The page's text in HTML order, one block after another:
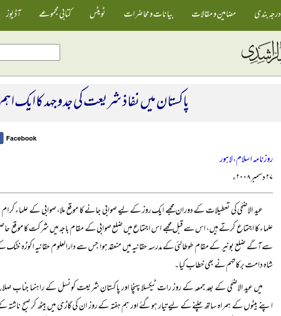
درجہ بندی مضامین و مقالات بیانات و محاضرات ٹویٹس کتابی مجموعے آڈیوز
پاکستان میں نفاذ شریعت کی جدوجہد کا ایک
روزنامہ اسلام، لاہور
۲۷ دسمبر ۲۰۰۸ء
عید الاضحٰی کی تعطیلات کے دوران مجھے ایک روز کے لیے صوابی جانے کا موقع ملا، صوابی کے علماء کرام
علماء کا اجتماع کرتے ہیں، اس سے قبل مجھے اس اجتماع میں ضلع صوابی کے مقام باجہ میں شرکت کا موقع
سے آگے ضلع بونیر کے مقام طوطالئی کے مدرسہ حقانیہ میں منعقد ہوا جس سے دارالعلوم حقانیہ اکوڑہ خٹک
شاہ دامت برکاتہم نے بھی خطاب کیا۔
میں عید الاضحٰی کے بعد جمعہ کے روز رات ٹیکسلا پہنچا اور پاکستان شریعت کونسل کے راہنما جناب
اپنے بیٹوں کے ہمراہ ساتھ چلنے کے لیے تیار ہوگئے اور ہم ہفتہ کے روز ان کی گاڑی میں بیٹھ کر صبح